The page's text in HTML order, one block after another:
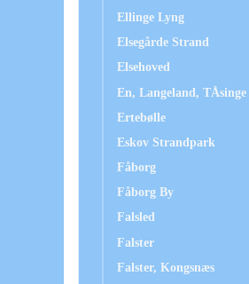
Ellinge Lyng
Elsegårde Strand
Elsehoved
En, Langeland, TÅsinge
Ertebølle
Eskov Strandpark
Fåborg
Fåborg By
Falsled
Falster
Falster, Kongsnæs